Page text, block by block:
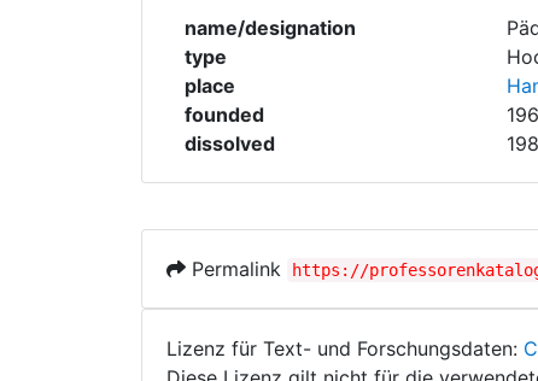
name/designation
type
place
founded
dissolved
Permalink https://
Lizenz für Text- und Forschungsdaten: